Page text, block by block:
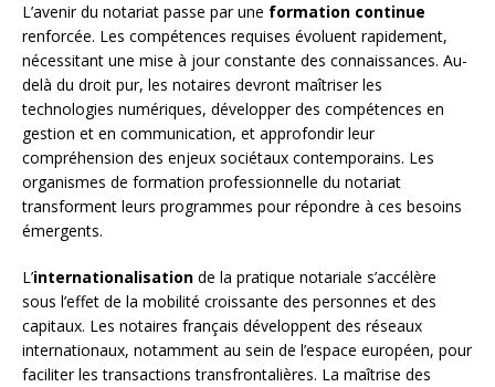
L’avenir du notariat passe par une formation continue
renforcée. Les compétences requises évoluent rapidement,
nécessitant une mise à jour constante des connaissances. Au-
delà du droit pur, les notaires devront maîtriser les
technologies numériques, développer des compétences en
gestion et en communication, et approfondir leur
compréhension des enjeux sociétaux contemporains. Les
organismes de formation professionnelle du notariat
transforment leurs programmes pour répondre à ces besoins
émergents.
L’internationalisation de la pratique notariale s’accélère
sous l’effet de la mobilité croissante des personnes et des
capitaux. Les notaires français développent des réseaux
internationaux, notamment au sein de l’espace européen, pour
faciliter les transactions transfrontalières. La maîtrise des